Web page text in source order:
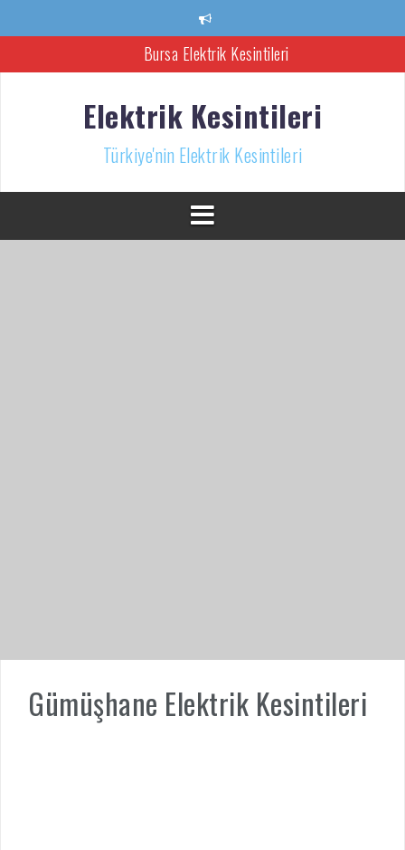
Bursa Elektrik Kesintileri
Türkiye’nin Elektrik Kesintileri Haber Kaynağı
İzmir Elektrik Kesintisi
Elektrik Kesintileri
Türkiye'nin Elektrik Kesintileri
Gümüşhane Elektrik Kesintileri